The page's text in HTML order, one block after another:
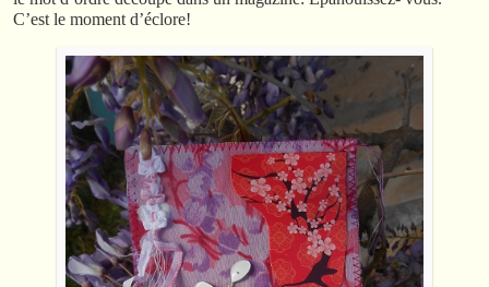
C’est le moment d’éclore!